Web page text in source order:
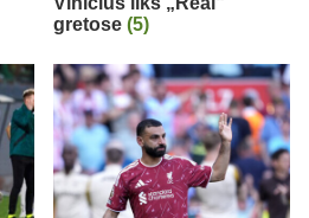
gretose (5)